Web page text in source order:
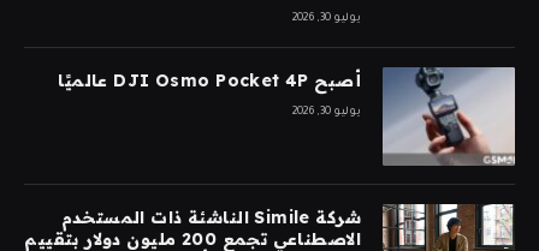
يوليو 30, 2026
أصبح DJI Osmo Pocket 4P عالميًا
يوليو 30, 2026
شركة Simile الناشئة ذات المستخدم
الاصطناعي تجمع 200 مليون دولار بتقييم